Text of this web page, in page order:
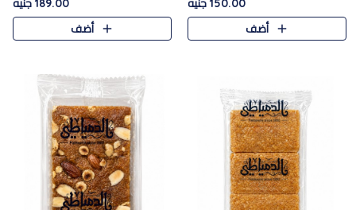
زبدية غنية فاخرة والقرمشة
المرضية في حلوى شرقية بطاب..
150.00 جنيه
أضف
شرقية فاخرة ونكهة غنية ناتي تميز
كل قطعة و قوام هش
189.00 جنيه
أضف